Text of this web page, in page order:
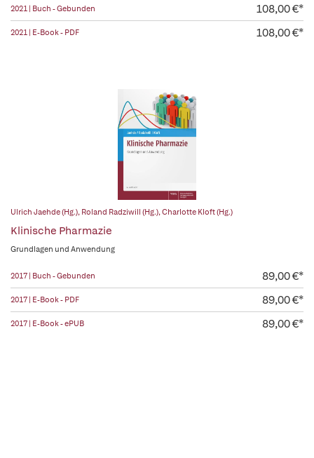
2021 | Buch - Gebunden 108,00 €*
2021 | E-Book - PDF 108,00 €*
Ulrich Jaehde (Hg.), Roland Radziwill (Hg.),Charlotte Kloft (Hg.)
Klinische Pharmazie
Grundlagen und Anwendung
2017 | Buch - Gebunden 89,00 €*
2017 | E-Book - PDF 89,00 €*
2017 | E-Book - ePUB 89,00 €*